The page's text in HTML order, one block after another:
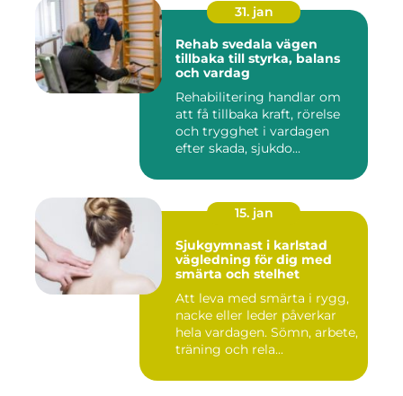
31. jan
Rehab svedala vägen
tillbaka till styrka, balans
och vardag
Rehabilitering handlar om
att få tillbaka kraft, rörelse
och trygghet i vardagen
efter skada, sjukdo...
15. jan
Sjukgymnast i karlstad
vägledning för dig med
smärta och stelhet
Att leva med smärta i rygg,
nacke eller leder påverkar
hela vardagen. Sömn, arbete,
träning och rela...